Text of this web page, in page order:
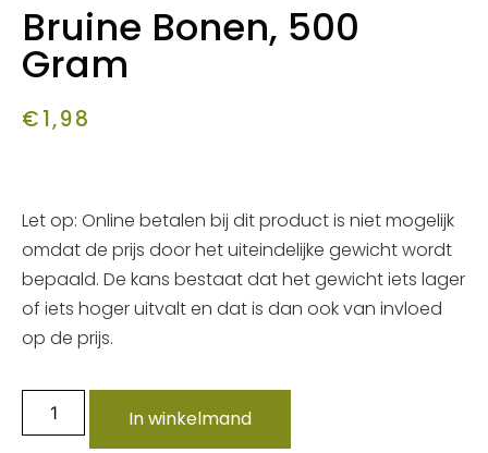
Bruine Bonen, 500
Gram
€1,98
Let op: Online betalen bij dit product is niet mogelijk
omdat de prijs door het uiteindelijke gewicht wordt
bepaald. De kans bestaat dat het gewicht iets lager
of iets hoger uitvalt en dat is dan ook van invloed
op de prijs.
In winkelmand